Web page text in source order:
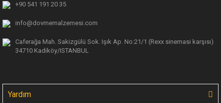
+90 541 191 20 35
info@dovmemalzemesi.com
Caferağa Mah. Sakizgülü Sok. Işık Ap. No:21/1 (Rexx sinemasi karşısı)
34710 Kadiköy/ISTANBUL
Yardım